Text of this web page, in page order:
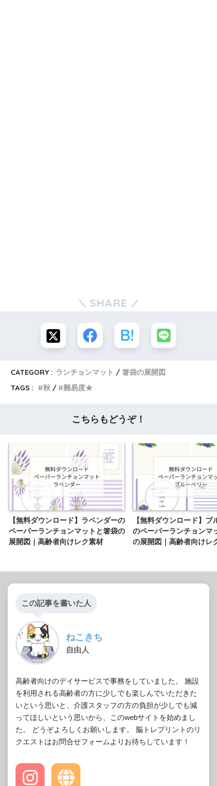
SHARE
CATEGORY : ランチョンマット
箸袋の展開図
TAGS :
秋 難易度★
こちらもどうぞ！
【無料ダウンロード】ラベンダーの
ペーパーランチョンマットと箸袋の
展開図｜高齢者向けレク素材
【無料ダウンロード】ブ
のペーパーランチョンマ
の展開図｜高齢者向けレ
この記事を書いた人
ねこきち
自由人
高齢者向けのデイサービスで事務をしていました。 施設
を利用される高齢者の方に少しでも楽しんでいただきた
いという思いと、介護スタッフの方の負担が少しでも減
ってほしいという思いから、このwebサイトを始めまし
た。 どうぞよろしくお願いします。 脳トレプリントのリ
クエストはお問合せフォームよりお待ちしています！